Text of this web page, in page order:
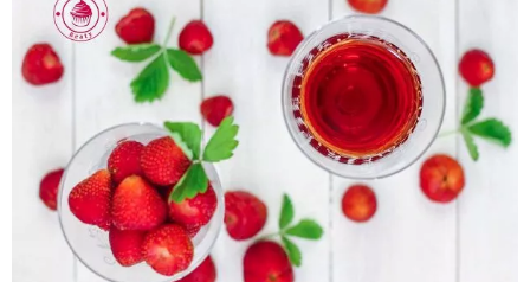
Napoje
Pieczywo
Przetwory